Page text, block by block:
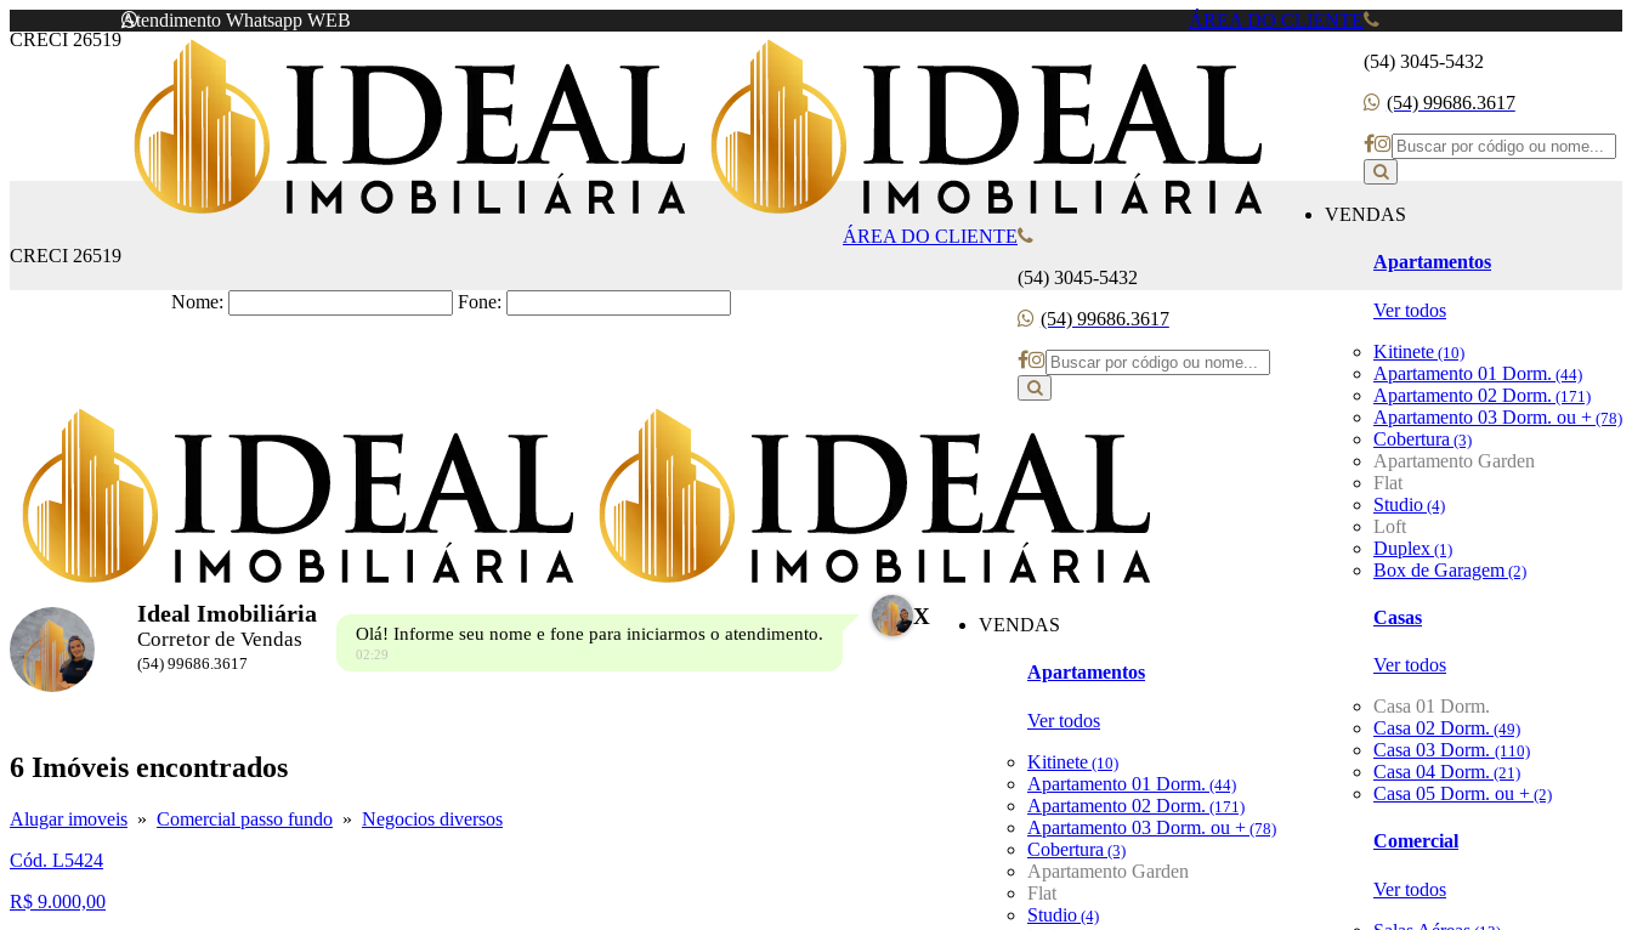
CRECI 26519
(54) 3045-5432
(54) 99686.3617
ÁREA DO CLIENTE
VENDAS
Apartamentos
Ver todos
Kitinete (10)
Apartamento 01 Dorm. (44)
Apartamento 02 Dorm. (171)
Apartamento 03 Dorm. ou + (78)
Cobertura (3)
Apartamento Garden
Flat
Studio (4)
Loft
Duplex (1)
Box de Garagem (2)
Casas
Ver todos
Casa 01 Dorm.
Casa 02 Dorm. (49)
Casa 03 Dorm. (110)
Casa 04 Dorm. (21)
Casa 05 Dorm. ou + (2)
Comercial
Ver todos
CRECI 26519
(54) 3045-5432
(54) 99686.3617
ÁREA DO CLIENTE
VENDAS
Apartamentos
Ver todos
Kitinete (10)
Apartamento 01 Dorm. (44)
Apartamento 02 Dorm. (171)
Apartamento 03 Dorm. ou + (78)
Cobertura (3)
Apartamento Garden
Flat
Studio (4)
Atendimento Whatsapp WEB
Ideal Imobiliária
Corretor de Vendas
(54) 99686.3617
X
Olá! Informe seu nome e fone para iniciarmos o atendimento.
02:29
Nome: Fone:
6 Imóveis encontrados
Alugar imoveis » Comercial passo fundo » Negocios diversos
Cód. L5424
R$ 9.000,00